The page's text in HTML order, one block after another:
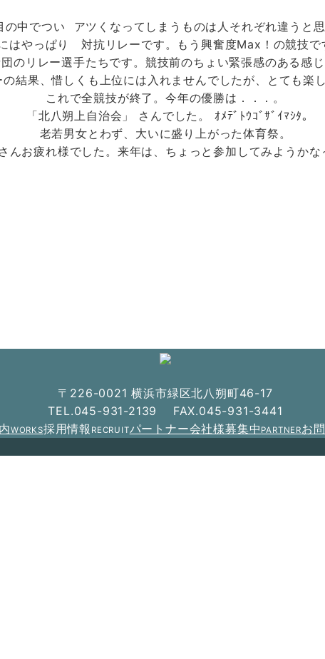
の中でつい
アツくなってしまうものは人それぞれ違うと思
はやっぱり 対抗リレーです。もう興奮度Max！の競技で
のリレー選手たちです。競技前のちょい緊張感のある感じ
結果、惜しくも上位には入れませんでしたが、とても楽
これで全競技が終了。今年の優勝は．．．。
「北八朔上自治会」
さんでした。
ｵﾒﾃﾞﾄｳｺﾞｻﾞｲﾏｼﾀ｡
老若男女とわず、大いに盛り上がった体育祭。
んお疲れ様でした。来年は、ちょっと参加してみようかな
〒226-0021 横浜市緑区北八朔町46-17
TEL.045-931-2139 FAX.045-931-3441
WORKS採用情報 RECRUITパートナー会社様募集中 PARTNERお